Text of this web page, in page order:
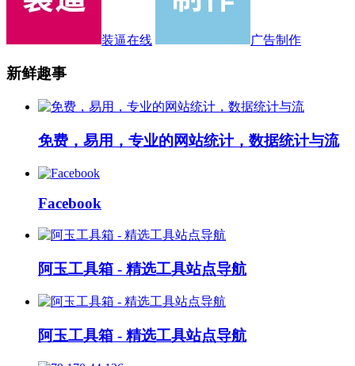
装逼在线 广告制作
新鲜趣事
免费，易用，专业的网站统计，数据统计与流
Facebook
阿玉工具箱 - 精选工具站点导航
阿玉工具箱 - 精选工具站点导航